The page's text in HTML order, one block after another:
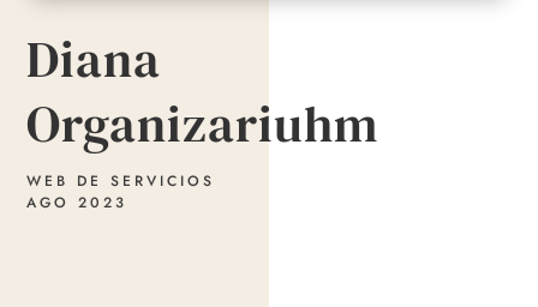
Diana
Organizariuhm
WEB DE SERVICIOS
AGO 2023